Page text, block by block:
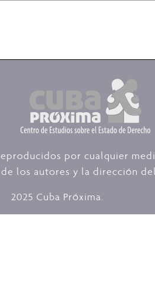
por cualquier
los autores y la dirección
2025 Cuba Próxima.